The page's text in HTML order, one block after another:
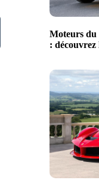
Moteurs du
: découvrez